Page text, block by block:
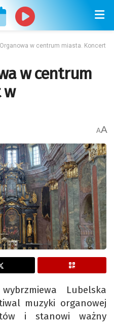
w centrum miasta. Koncert
w centrum
w
AA
Lubelska
muzyki organowej
i stanowi ważny